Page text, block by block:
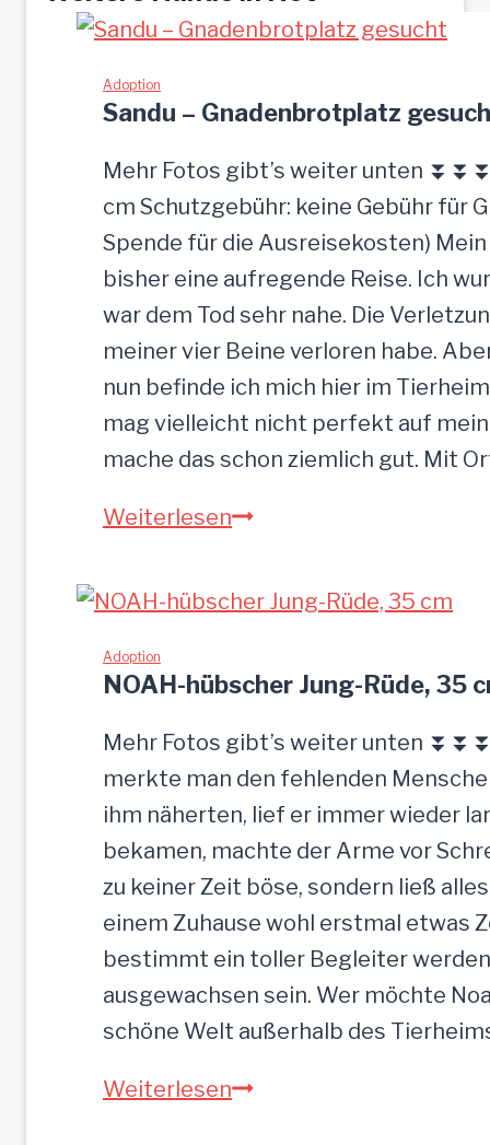
Adoption
Sandu – Gnadenbrotplatz
Mehr Fotos gibt’s weiter unten
cm Schutzgebühr: keine Gebühr für
Spende für die Ausreisekosten)
bisher eine aufregende Reise. Ich
war dem Tod sehr nahe. Die
meiner vier Beine verloren habe.
nun befinde ich mich hier im
mag vielleicht nicht perfekt auf
mache das schon ziemlich gut. Mit
WeiterlesenS
n
–
G
n
a
d
e
n
b
r
o
p
Adoption
NOAH-hübscher Jung-Rüde, 35
Mehr Fotos gibt’s weiter unten
merkte man den fehlenden
ihm näherten, lief er immer wieder
bekamen, machte der Arme vor
zu keiner Zeit böse, sondern ließ
einem Zuhause wohl erstmal etwas
bestimmt ein toller Begleiter
ausgewachsen sein. Wer möchte
schöne Welt außerhalb des
WeiterlesenN